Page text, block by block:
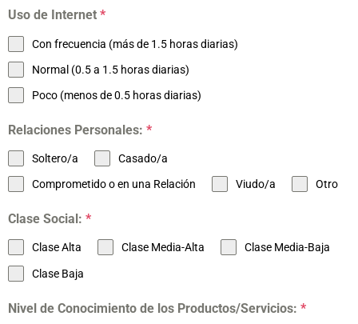
Uso de Internet *
Con frecuencia (más de 1.5 horas diarias)
Normal (0.5 a 1.5 horas diarias)
Poco (menos de 0.5 horas diarias)
Relaciones Personales: *
Soltero/a Casado/a
Comprometido o en una Relación Viudo/a Otro
Clase Social: *
Clase Alta Clase Media-Alta Clase Media-Baja
Clase Baja
Nivel de Conocimiento de los Productos/Servicios: *